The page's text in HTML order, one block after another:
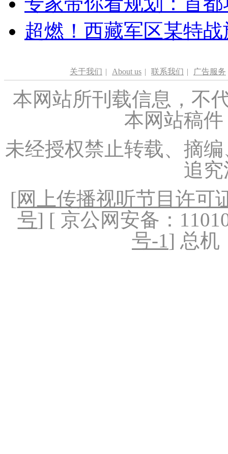
超燃！西藏军区某特
关于我们 | About us | 联系我们 | 广告服务
本网站所刊载信息，不
本网站稿
未经授权禁止转载、摘
追
[网上传播视听节目许可
号] [ 京公网安备：
号-1] 总机